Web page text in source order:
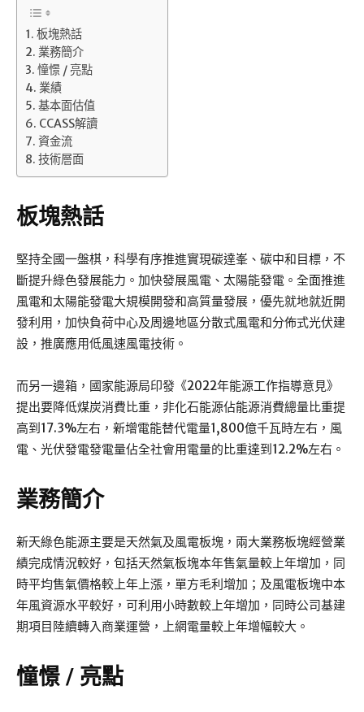
板塊熱話
業務簡介
憧憬 / 亮點
業績
基本面估值
CCASS解讀
資金流
技術層面
板塊熱話
堅持全國一盤棋，科學有序推進實現碳達峯、碳中和目標，不
斷提升綠色發展能力。加快發展風電、太陽能發電。全面推進
風電和太陽能發電大規模開發和高質量發展，優先就地就近開
發利用，加快負荷中心及周邊地區分散式風電和分佈式光伏建
設，推廣應用低風速風電技術。
而另一邊箱，國家能源局印發《2022年能源工作指導意見》
提出要降低煤炭消費比重，非化石能源佔能源消費總量比重提
高到17.3%左右，新增電能替代電量1,800億千瓦時左右，風
電、光伏發電發電量佔全社會用電量的比重達到12.2%左右。
業務簡介
新天綠色能源主要是天然氣及風電板塊，兩大業務板塊經營業
績完成情況較好，包括天然氣板塊本年售氣量較上年增加，同
時平均售氣價格較上年上漲，單方毛利增加；及風電板塊中本
年風資源水平較好，可利用小時數較上年增加，同時公司基建
期項目陸續轉入商業運營，上網電量較上年增幅較大。
憧憬 / 亮點